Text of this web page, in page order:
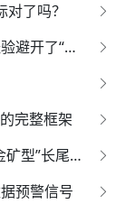
了吗？
页面要优化几个关键词？我用这四条经验避开了“关键词稀释陷阱”
完整框架
搜索量低但转化高？揭秘我如何挖掘“金矿型”长尾关键词
预警信号